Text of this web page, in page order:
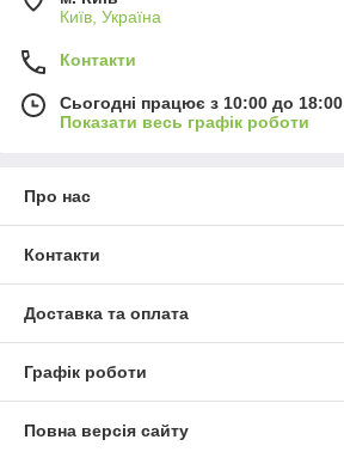
Київ, Україна
Контакти
Сьогодні працює з 10:00 до 18:00
Показати весь графік роботи
Про нас
Контакти
Доставка та оплата
Графік роботи
Повна версія сайту